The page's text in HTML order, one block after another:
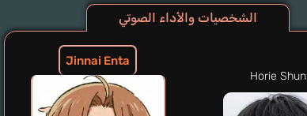
الشخصيات والأداء الصوتي
Jinnai Enta
Horie Shun